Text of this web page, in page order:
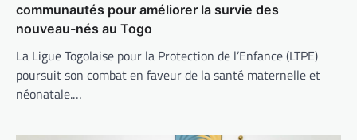
communautés pour améliorer la survie des
nouveau-nés au Togo
La Ligue Togolaise pour la Protection de l’Enfance (LTPE)
poursuit son combat en faveur de la santé maternelle et
néonatale.…